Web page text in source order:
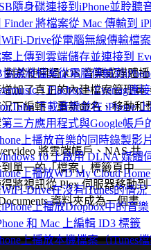
隨身碟連接到iPhone並聆聽
將檔案從 Mac 傳輸到
Drive從電腦無線傳輸檔案
上傳到雲端儲存並連接到
議將檔案從電腦傳輸到
、Flacbox、Evertag連
下載音樂並在 iPhone
三方應用程式與Google帳戶
上播放音樂的同時錄製影
10 上啟用 DLNA 媒體
上播放WD My Cloud
Drive在沒有iTunes的情
上播放Dropbox中的音樂
和 Mac 上編輯 ID3 標籤
上播放本機檔案（iTunes
對於使用過 iOS 音樂或媒體播
加了真正的內建檔案管理員
下編輯、重新命名、移動和
將雲端帳戶、NAS 共
到單一的「檔案」標籤頁中
將視訊從 Plex 伺服器移動到
資料夾成為一個畫